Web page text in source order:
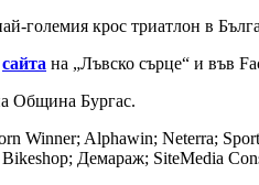
големия крос триатлон в
сайта на „Лъвско сърце“ и във
Община Бургас.
Winner; Alphawin; Neterra;
Демараж; SiteMedia